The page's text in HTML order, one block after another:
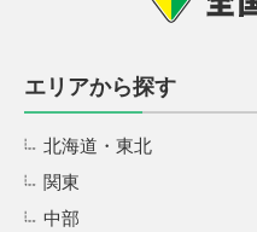
エリアから探す
北海道・東北
関東
中部